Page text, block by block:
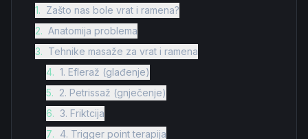
1. Zašto nas bole vrat i ramena?
2. Anatomija problema
3. Tehnike masaže za vrat i ramena
4. 1. Efleraž (glađenje)
5. 2. Petrissaž (gnječenje)
6. 3. Friktcija
7. 4. Trigger point terapija